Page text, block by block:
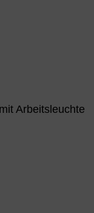
Arbeitsleuchte
nicht verfügbar.)